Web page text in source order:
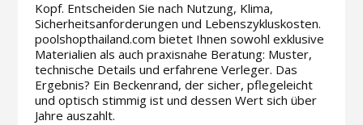
Kopf. Entscheiden Sie nach Nutzung, Klima,
Sicherheitsanforderungen und Lebenszykluskosten.
poolshopthailand.com bietet Ihnen sowohl exklusive
Materialien als auch praxisnahe Beratung: Muster,
technische Details und erfahrene Verleger. Das
Ergebnis? Ein Beckenrand, der sicher, pflegeleicht
und optisch stimmig ist und dessen Wert sich über
Jahre auszahlt.